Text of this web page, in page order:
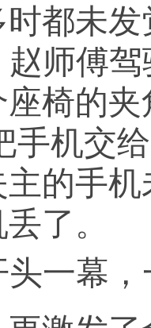
都未发
师傅
椅的
手机交
的手
了。
一幕